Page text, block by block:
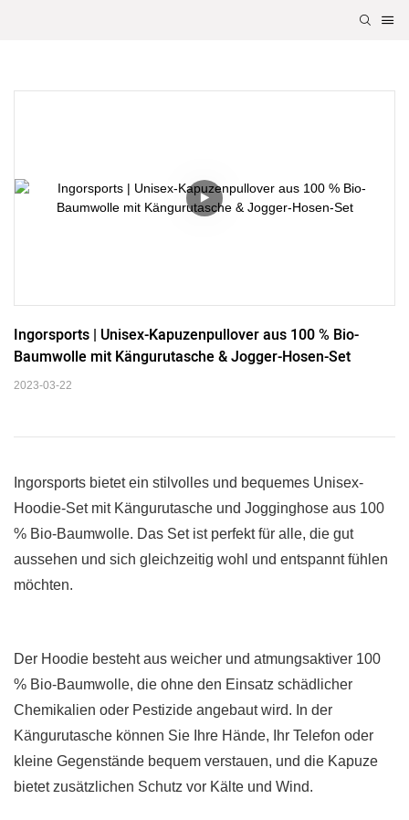
Ingorsports | Unisex-Kapuzenpullover aus 100 % Bio-
Baumwolle mit Kängurutasche & Jogger-Hosen-Set
2023-03-22
Ingorsports bietet ein stilvolles und bequemes Unisex-
Hoodie-Set mit Kängurutasche und Jogginghose aus 100
% Bio-Baumwolle. Das Set ist perfekt für alle, die gut
aussehen und sich gleichzeitig wohl und entspannt fühlen
möchten.
Der Hoodie besteht aus weicher und atmungsaktiver 100
% Bio-Baumwolle, die ohne den Einsatz schädlicher
Chemikalien oder Pestizide angebaut wird. In der
Kängurutasche können Sie Ihre Hände, Ihr Telefon oder
kleine Gegenstände bequem verstauen, und die Kapuze
bietet zusätzlichen Schutz vor Kälte und Wind.